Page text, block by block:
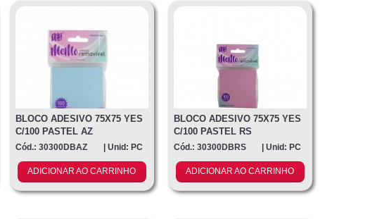
BLOCO ADESIVO 75X75 YES
C/100 PASTEL AZ
Cód.: 30300DBAZ | Unid: PC
ADICIONAR AO CARRINHO
BLOCO ADESIVO 75X75 YES
C/100 PASTEL RS
Cód.: 30300DBRS | Unid: PC
ADICIONAR AO CARRINHO